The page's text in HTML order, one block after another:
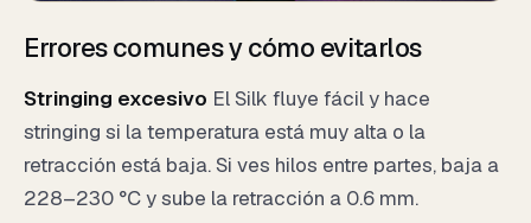
Errores comunes y cómo evitarlos
Stringing excesivo El Silk fluye fácil y hace
stringing si la temperatura está muy alta o la
retracción está baja. Si ves hilos entre partes, baja a
228–230 °C y sube la retracción a 0.6 mm.